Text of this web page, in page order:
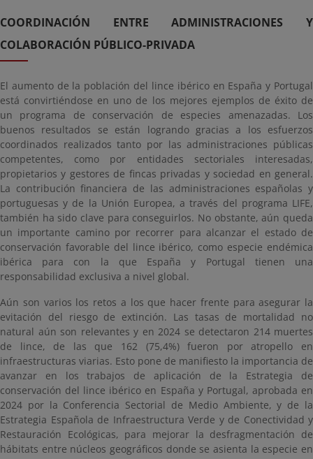
COORDINACIÓN ENTRE ADMINISTRACIONES Y
COLABORACIÓN PÚBLICO-PRIVADA
El aumento de la población del lince ibérico en España y Portugal
está convirtiéndose en uno de los mejores ejemplos de éxito de
un programa de conservación de especies amenazadas. Los
buenos resultados se están logrando gracias a los esfuerzos
coordinados realizados tanto por las administraciones públicas
competentes, como por entidades sectoriales interesadas,
propietarios y gestores de fincas privadas y sociedad en general.
La contribución financiera de las administraciones españolas y
portuguesas y de la Unión Europea, a través del programa LIFE,
también ha sido clave para conseguirlos. No obstante, aún queda
un importante camino por recorrer para alcanzar el estado de
conservación favorable del lince ibérico, como especie endémica
ibérica para con la que España y Portugal tienen una
responsabilidad exclusiva a nivel global.
Aún son varios los retos a los que hacer frente para asegurar la
evitación del riesgo de extinción. Las tasas de mortalidad no
natural aún son relevantes y en 2024 se detectaron 214 muertes
de lince, de las que 162 (75,4%) fueron por atropello en
infraestructuras viarias. Esto pone de manifiesto la importancia de
avanzar en los trabajos de aplicación de la Estrategia de
conservación del lince ibérico en España y Portugal, aprobada en
2024 por la Conferencia Sectorial de Medio Ambiente, y de la
Estrategia Española de Infraestructura Verde y de Conectividad y
Restauración Ecológicas, para mejorar la desfragmentación de
hábitats entre núcleos geográficos donde se asienta la especie en